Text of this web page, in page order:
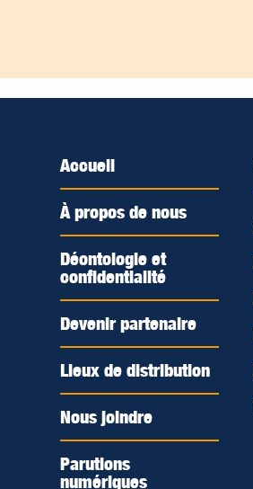
Accueil
À propos de nous
Déontologie et
confidentialité
Devenir partenaire
Lieux de distribution
Nous joindre
Parutions
numériques